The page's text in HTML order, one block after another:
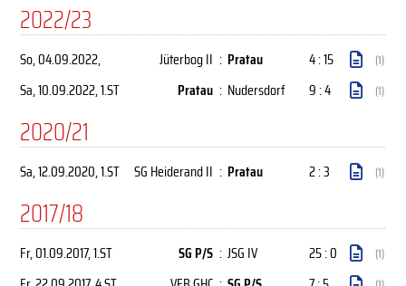
2022/23
So, 04.09.2022, Jüterbog II : Pratau 4 : 15 (1)
Sa, 10.09.2022, 1.ST Pratau : Nudersdorf 9 : 4 (1)
2020/21
Sa, 12.09.2020, 1.ST SG Heiderand II : Pratau 2 : 3 (1)
2017/18
Fr, 01.09.2017, 1.ST SG P/S : JSG IV 25 : 0 (1)